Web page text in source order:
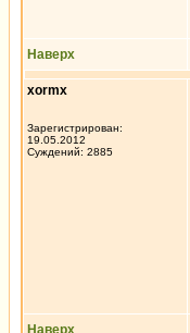
Наверх
xormx
Зарегистрирован:
19.05.2012
Суждений: 2885
Наверх